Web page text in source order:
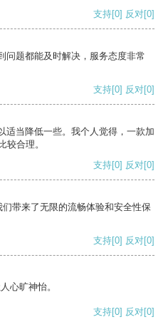
支持[0] 反对[0]
问题都能及时解决，服务态度非常
支持[0] 反对[0]
适当降低一些。我个人觉得，一款加
较合理。
支持[0] 反对[0]
带来了无限的流畅体验和安全性保
支持[0] 反对[0]
心旷神怡。
支持[0] 反对[0]